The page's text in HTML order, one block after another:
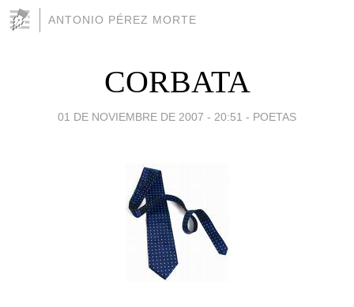
ANTONIO PÉREZ MORTE
CORBATA
01 DE NOVIEMBRE DE 2007 - 20:51 - POETAS